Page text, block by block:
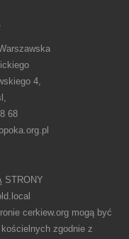
4,
68
STRONY
cerkiew.org mogą być
zgodnie z